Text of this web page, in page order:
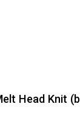
Head Knit